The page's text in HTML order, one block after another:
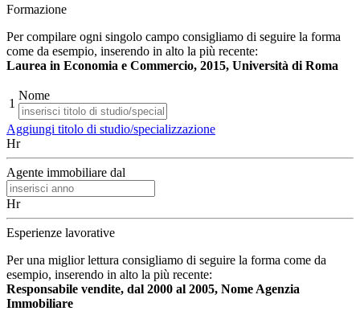
Formazione
Per compilare ogni singolo campo consigliamo di seguire la forma
come da esempio, inserendo in alto la più recente:
Laurea in Economia e Commercio, 2015, Università di Roma
1
Nome
Aggiungi titolo di studio/specializzazione
Hr
Agente immobiliare dal
Hr
Esperienze lavorative
Per una miglior lettura consigliamo di seguire la forma come da
esempio, inserendo in alto la più recente:
Responsabile vendite, dal 2000 al 2005, Nome Agenzia
Immobiliare